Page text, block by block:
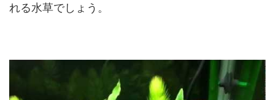
れる水草でしょう。